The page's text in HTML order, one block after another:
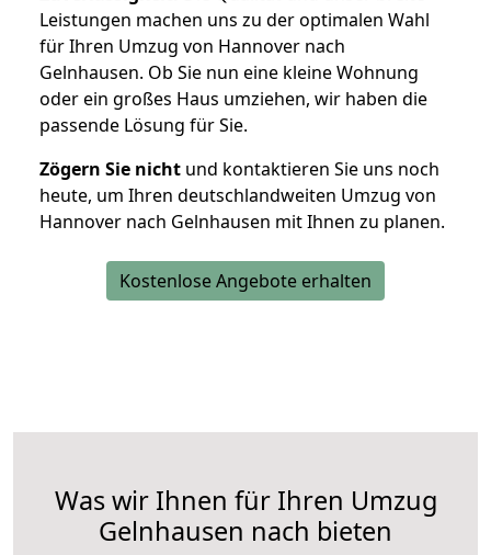
Leistungen machen uns zu der optimalen Wahl
für Ihren Umzug von Hannover nach
Gelnhausen. Ob Sie nun eine kleine Wohnung
oder ein großes Haus umziehen, wir haben die
passende Lösung für Sie.
Zögern Sie nicht und kontaktieren Sie uns noch
heute, um Ihren deutschlandweiten Umzug von
Hannover nach Gelnhausen mit Ihnen zu planen.
Kostenlose Angebote erhalten
Was wir Ihnen für Ihren Umzug
Gelnhausen nach bieten